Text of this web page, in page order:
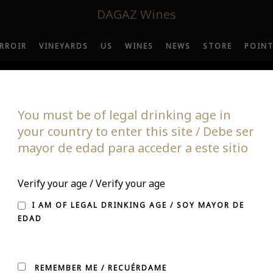
DAGAZ Wines
VINEYARDS US WINES NEWS STORE
NEW MEMBER
FAMILY
You must be of legal drinking age in
your country to enter this site / Debe ser
mayor de edad para acceder a este sitio
Verify your age / Verify your age
I AM OF LEGAL DRINKING AGE / SOY MAYOR DE
EDAD
REMEMBER ME / RECUÉRDAME